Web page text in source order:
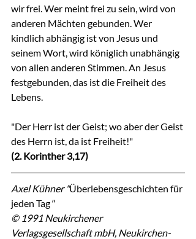
wir frei. Wer meint frei zu sein, wird von
anderen Mächten gebunden. Wer
kindlich abhängig ist von Jesus und
seinem Wort, wird königlich unabhängig
von allen anderen Stimmen. An Jesus
festgebunden, das ist die Freiheit des
Lebens.
"Der Herr ist der Geist; wo aber der Geist
des Herrn ist, da ist Freiheit!"
(2. Korinther 3,17)
Axel Kühner "Überlebensgeschichten für
jeden Tag"
© 1991 Neukirchener
Verlagsgesellschaft mbH, Neukirchen-